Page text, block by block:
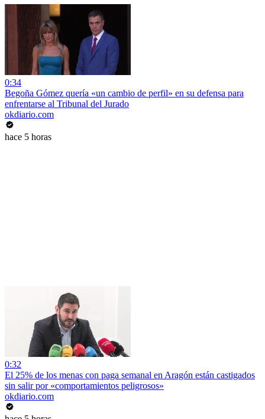
0:34
Begoña Gómez quería «un cambio de perfil» en su defensa para
enfrentarse al Tribunal del Jurado
okdiario.com
hace 5 horas
0:32
El 25% de los menas con paga semanal en Aragón están castigados
sin salir por «comportamientos peligrosos»
okdiario.com